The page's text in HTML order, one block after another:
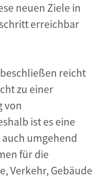
neuen Ziele in
erreichbar
reicht
zu einer
von
ist es eine
umgehend
für die
Verkehr, Gebäude